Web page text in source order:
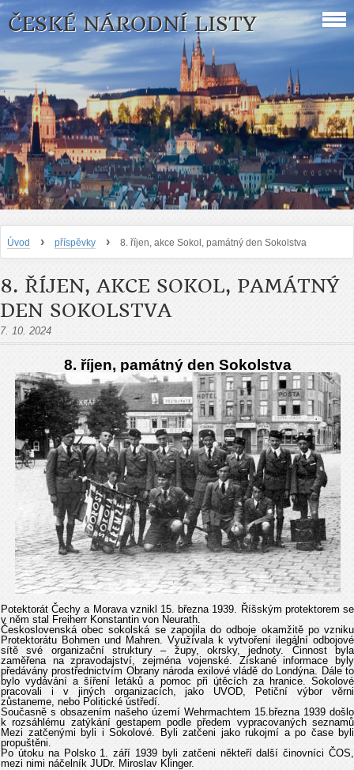
ČESKÉ NÁRODNÍ LISTY
Úvod › příspěvky › 8. říjen, akce Sokol, památný den Sokolstva
8. ŘÍJEN, AKCE SOKOL, PAMÁTNÝ
DEN SOKOLSTVA
7. 10. 2024
8. říjen, památný den Sokolstva
Potektorát Čechy a Morava vznikl 15. března 1939. Říšským protektorem se
v něm stal Freiherr Konstantin von Neurath.
Československá obec sokolská se zapojila do odboje okamžitě po vzniku
Protektorátu Bohmen und Mahren. Využívala k vytvoření ilegální odbojové
sítě své organizační struktury – župy, okrsky, jednoty. Činnost byla
zaměřena na zpravodajství, zejména vojenské. Získané informace byly
předávány prostřednictvím Obrany národa exilové vládě do Londýna. Dále to
bylo vydávání a šíření letáků a pomoc při útěcích za hranice. Sokolové
pracovali i v jiných organizacích, jako ÚVOD, Petiční výbor věrni
zůstaneme, nebo Politické ústředí.
Současně s obsazením našeho území Wehrmachtem 15.března 1939 došlo
k rozsáhlému zatýkání gestapem podle předem vypracovaných seznamů
Mezi zatčenými byli i Sokolové. Byli zatčeni jako rukojmí a po čase byli
propuštěni.
Po útoku na Polsko 1. září 1939 byli zatčeni někteří další činovníci ČOS,
mezi nimi náčelník JUDr. Miroslav Klinger.